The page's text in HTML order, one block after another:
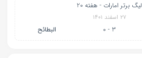
لیگ برتر امارات - هفته 20
۲۷ اسفند ۱۴۰۱
3 - 0 البطائح